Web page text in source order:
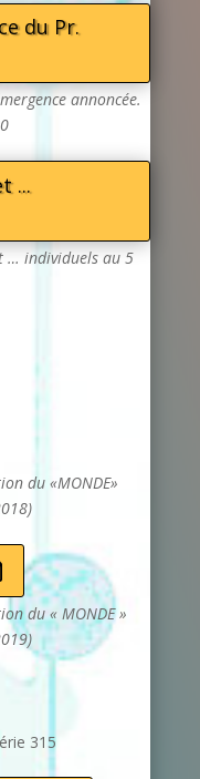
du Pr.
annoncée.
...
… individuels au 5
du «MONDE»
du « MONDE »
315